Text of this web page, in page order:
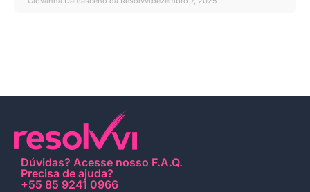
Dúvidas? Acesse nosso F.A.Q.
Precisa de ajuda?
+55 85 9241 0966